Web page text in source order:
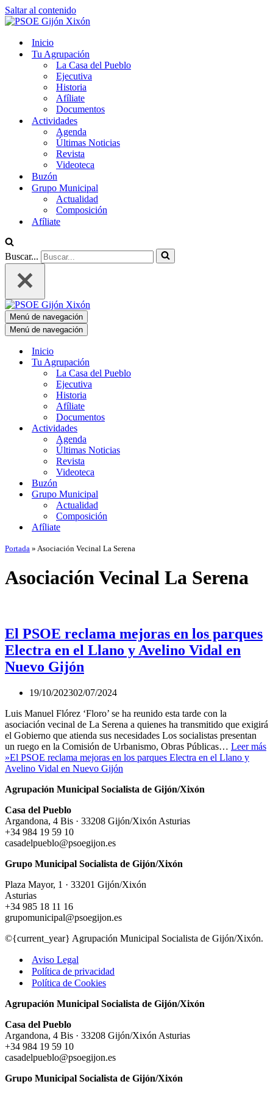
Saltar al contenido
Inicio
Tu Agrupación
La Casa del Pueblo
Ejecutiva
Historia
Afíliate
Documentos
Actividades
Agenda
Últimas Noticias
Revista
Videoteca
Buzón
Grupo Municipal
Actualidad
Composición
Afíliate
Buscar...
Menú de navegación
Menú de navegación
Inicio
Tu Agrupación
La Casa del Pueblo
Ejecutiva
Historia
Afíliate
Documentos
Actividades
Agenda
Últimas Noticias
Revista
Videoteca
Buzón
Grupo Municipal
Actualidad
Composición
Afíliate
Portada » Asociación Vecinal La Serena
Asociación Vecinal La Serena
El PSOE reclama mejoras en los parques
Electra en el Llano y Avelino Vidal en
Nuevo Gijón
19/10/202302/07/2024
Luis Manuel Flórez ‘Floro’ se ha reunido esta tarde con la
asociación vecinal de La Serena a quienes ha transmitido que exigirá
el Gobierno que atienda sus necesidades Los socialistas presentan
un ruego en la Comisión de Urbanismo, Obras Públicas… Leer más
»El PSOE reclama mejoras en los parques Electra en el Llano y
Avelino Vidal en Nuevo Gijón
Agrupación Municipal Socialista de Gijón/Xixón
Casa del Pueblo
Argandona, 4 Bis · 33208 Gijón/Xixón Asturias
+34 984 19 59 10
casadelpueblo@psoegijon.es
Grupo Municipal Socialista de Gijón/Xixón
Plaza Mayor, 1 · 33201 Gijón/Xixón
Asturias
+34 985 18 11 16
grupomunicipal@psoegijon.es
©{current_year} Agrupación Municipal Socialista de Gijón/Xixón.
Aviso Legal
Política de privacidad
Política de Cookies
Agrupación Municipal Socialista de Gijón/Xixón
Casa del Pueblo
Argandona, 4 Bis · 33208 Gijón/Xixón Asturias
+34 984 19 59 10
casadelpueblo@psoegijon.es
Grupo Municipal Socialista de Gijón/Xixón